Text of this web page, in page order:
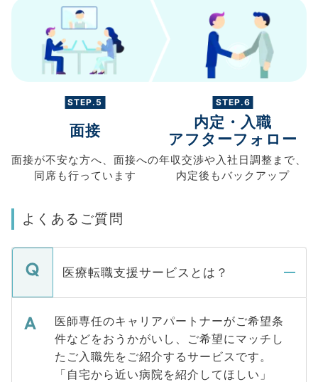
STEP.5
面接
面接が不安な方へ、 面接への
同席も行っています
STEP.6
内定・入職
アフターフォロー
年収交渉や 入社日調整まで、
内定後もバックアップ
よくあるご質問
医療転職支援サービスとは？
医師専任のキャリアパートナーがご希望条
件などをおうかがいし、ご希望にマッチし
たご入職先をご紹介するサービスです。
「自宅から近い病院を紹介してほしい」